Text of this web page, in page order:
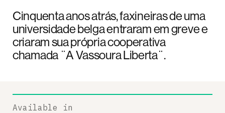
Cinquenta anos atrás, faxineiras de uma
universidade belga entraram em greve e
criaram sua própria cooperativa
chamada ¨A Vassoura Liberta¨.
Available in